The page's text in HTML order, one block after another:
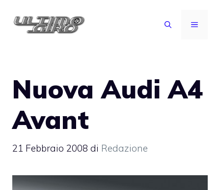
MENU
Nuova Audi A4
Avant
21 Febbraio 2008 di Redazione